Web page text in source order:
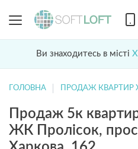
Ви знаходитесь в місті
ГОЛОВНА ПРОДАЖ КВАРТИР
Продаж 5к
ЖК Пролісок,